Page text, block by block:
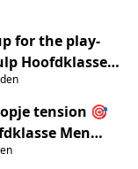
for the play-
Hoofdklasse
tension 🎯
Men